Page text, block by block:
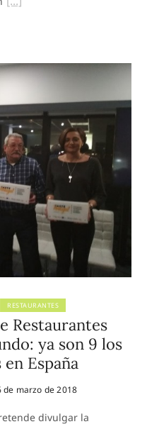
RESTAURANTES
Restaurantes
ya son 9 los
España
de marzo de 2018
divulgar la